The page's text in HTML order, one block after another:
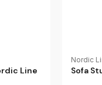
Line
Nordic
Sofa